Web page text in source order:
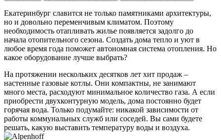
Екатеринбург славится не только памятниками архитектуры,
но и довольно переменчивым климатом. Поэтому
необходимость отапливать жилье появляется задолго до
начала отопительного сезона. Создать дома тепло и уют в
любое время года поможет автономная система отопления. Но
какое оборудование лучше выбрать?
На протяжении нескольких десятков лет хит продаж –
настенные газовые котлы. Они компактны, не занимают
много места, расходуют минимальное количество газа. А если
приобрести двухконтурную модель, дома постоянно будет
горячая вода. Только подумайте: никакой зависимости от
работы коммунальных служб или соседей. Вы сами будете
решать, какую выставить температуру воды и воздуха.